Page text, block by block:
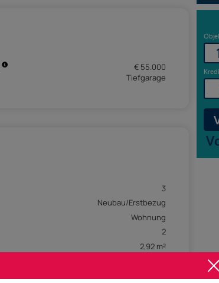
€ 55.000
Tiefgarage
3
Neubau/Erstbezug
Wohnung
2
2,92 m²